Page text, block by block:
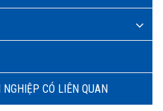
CÓ LIÊN QUAN